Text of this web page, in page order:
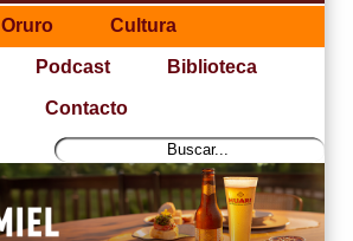
Oruro Cultura
Podcast Biblioteca
Contacto